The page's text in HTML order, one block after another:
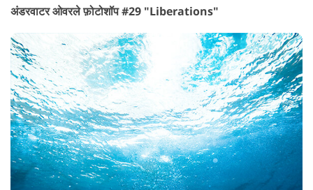
अंडरवाटर ओवरले फ़ोटोशॉप #29 "Liberations"